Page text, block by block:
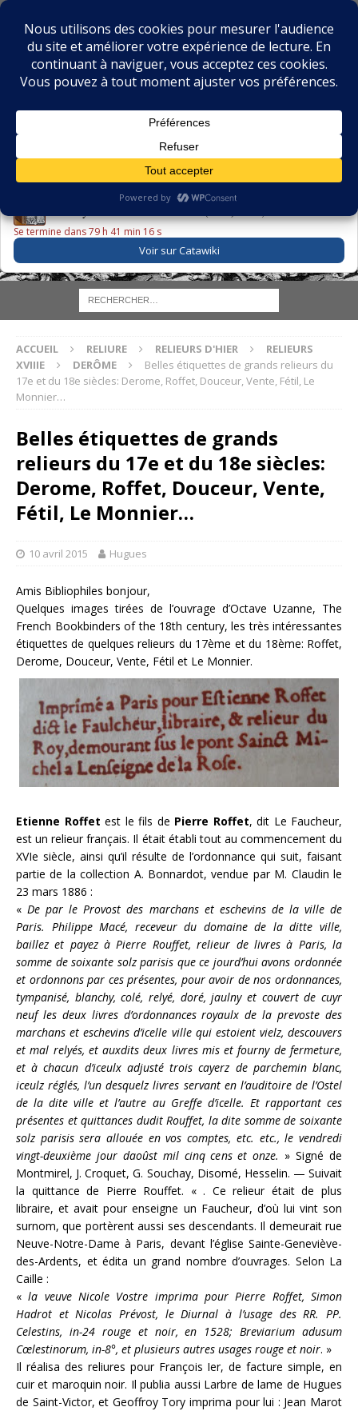
BIBLIOPHILIE.COM
LE BLOG DU BIBLIOPHILE, DES BIBLIOPHILES, DE LA
LE LIVRE DU JOUR
Se termine dans 79 h 41 min 15 s
Voir sur Catawiki
ACCUEIL RELIURE RELIEURS D'HIER
RELIEURS
XVIIIE
DERÔME
Belles étiquettes de grands relieurs du
17e et du 18e siècles: Derome, Roffet, Douceur, Vente, Fétil, Le
Monnier…
Belles étiquettes de grands
relieurs du 17e et du 18e siècles:
Derome, Roffet, Douceur, Vente,
Fétil, Le Monnier…
10 avril 2015 Hugues
Amis Bibliophiles bonjour,
Quelques images tirées de l’ouvrage d’Octave Uzanne, The
French Bookbinders of the 18th century, les très intéressantes
étiquettes de quelques relieurs du 17ème et du 18ème: Roffet,
Derome, Douceur, Vente, Fétil et Le Monnier.
Etienne Roffet est le fils de Pierre Roffet, dit Le Faucheur,
est un relieur français. Il était établi tout au commencement du
XVIe siècle, ainsi qu’il résulte de l’ordonnance qui suit, faisant
partie de la collection A. Bonnardot, vendue par M. Claudin le
23 mars 1886 :
«De par le Provost des marchans et eschevins de la ville de
Paris. Philippe Macé, receveur du domaine de la ditte ville,
baillez et payez à Pierre Rouffet, relieur de livres à Paris, la
somme de soixante solz parisis que ce jourd’hui avons ordonnée
et ordonnons par ces présentes, pour avoir de nos ordonnances,
tympanisé, blanchy, colé, relyé, doré, jaulny et couvert de cuyr
neuf les deux livres d’ordonnances royaulx de la prevoste des
marchans et eschevins d’icelle ville qui estoient vielz, descouvers
et mal relyés, et auxdits deux livres mis et fourny de fermeture,
et à chacun d’iceulx adjusté trois cayerz de parchemin blanc,
iceulz réglés, l’un desquelz livres servant en l’auditoire de l’Ostel
de la dite ville et l’autre au Greffe d’icelle. Et rapportant ces
présentes et quittances dudit Rouffet, la dite somme de soixante
solz parisis sera allouée en vos comptes, etc. etc., le vendredi
vingt-deuxième jour daoûst mil cinq cens et onze. » Signé de
Montmirel, J. Croquet, G. Souchay, Disomé, Hesselin. — Suivait
la quittance de Pierre Rouffet. « . Ce relieur était de plus
libraire, et avait pour enseigne un Faucheur, d’où lui vint son
surnom, que portèrent aussi ses descendants. Il demeurait rue
Neuve-Notre-Dame à Paris, devant l’église Sainte-Geneviève-
des-Ardents, et édita un grand nombre d’ouvrages. Selon La
Caille :
«la veuve Nicole Vostre imprima pour Pierre Roffet, Simon
Hadrot et Nicolas Prévost, le Diurnal à l’usage des RR. PP.
Celestins, in-24 rouge et noir, en 1528; Breviarium adusum
Cœlestinorum, in-8°, et plusieurs autres usages rouge et noir. »
Il réalisa des reliures pour François Ier, de facture simple, en
cuir et maroquin noir. Il publia aussi Larbre de lame de Hugues
de Saint-Victor, et Geoffroy Tory imprima pour lui : Jean Marot